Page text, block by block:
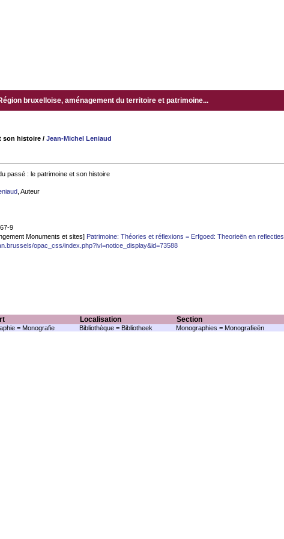
bruxelloise, aménagement du territoire et patrimoine...
son histoire / Jean-Michel Leniaud
passé : le patrimoine et son histoire
, Auteur
9
Monuments et sites] Patrimoine: Théories et réflexions = Erfgoed: Theorieën en reflecties
opac_css/index.php?lvl=notice_display&id=73588
Localisation Section
= Monografie Bibliothèque = Bibliotheek Monographies = Monografieën